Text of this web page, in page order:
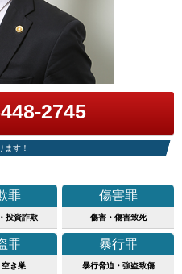
2745
ます！
罪
投資詐欺
傷害罪
傷害・傷害致死
罪
空き巣
暴行罪
暴行脅迫・強盗致傷